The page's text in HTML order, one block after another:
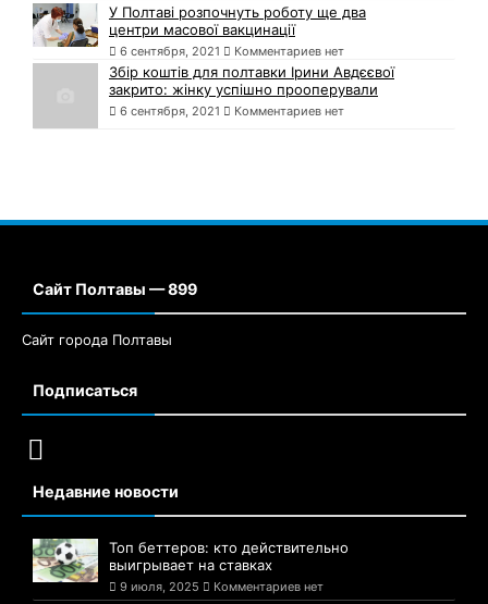
У Полтаві розпочнуть роботу ще два
центри масової вакцинації
6 сентября, 2021 Комментариев нет
Збір коштів для полтавки Ірини Авдєєвої
закрито: жінку успішно прооперували
6 сентября, 2021 Комментариев нет
Сайт Полтавы — 899
Сайт города Полтавы
Подписаться
Недавние новости
Топ беттеров: кто действительно
выигрывает на ставках
9 июля, 2025 Комментариев нет